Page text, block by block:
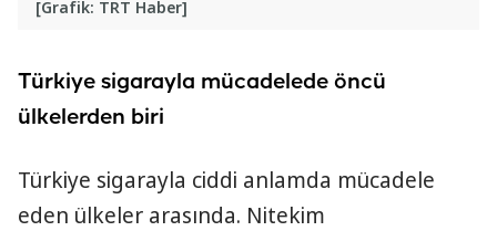
[Grafik: TRT Haber]
Türkiye sigarayla mücadelede öncü
ülkelerden biri
Türkiye sigarayla ciddi anlamda mücadele
eden ülkeler arasında. Nitekim